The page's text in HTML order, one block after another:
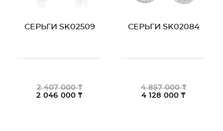
СЕРЬГИ SK02509
2 407 000 ₸
2 046 000 ₸
СЕРЬГИ SK02084
4 857 000 ₸
4 128 000 ₸